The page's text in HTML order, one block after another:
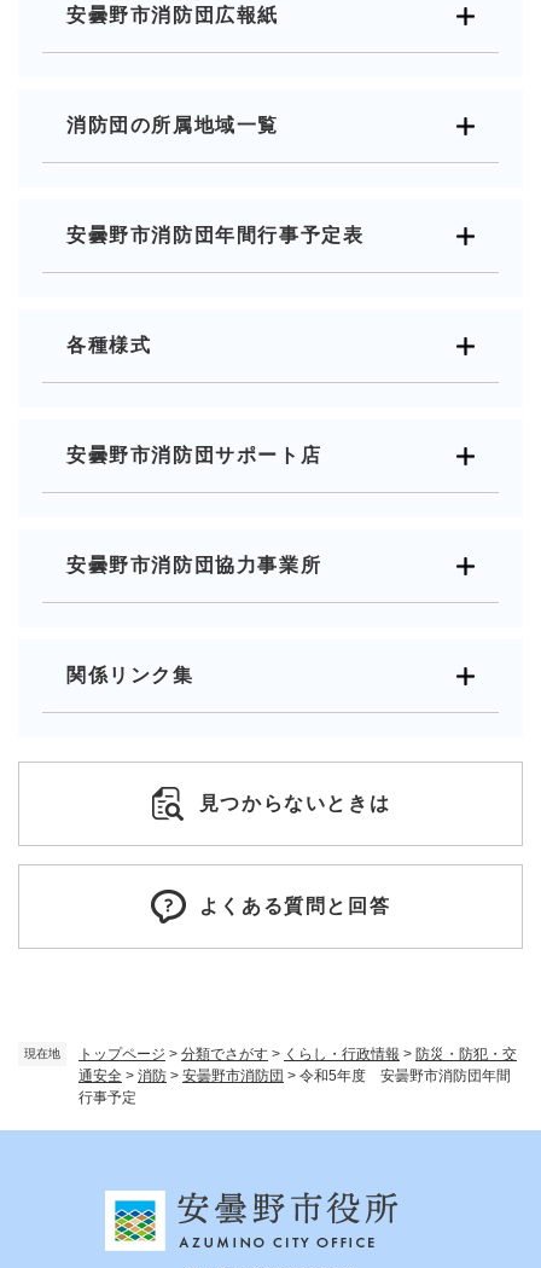
現在地 トップページ > 分類でさがす > くらし・行政情報 > 防災・防犯・交
通安全 > 消防 > 安曇野市消防団 > 令和5年度 安曇野市消防団年間
行事予定
安曇野市消防団広報紙
消防団の所属地域一覧
安曇野市消防団年間行事予定表
各種様式
安曇野市消防団サポート店
安曇野市消防団協力事業所
関係リンク集
見つからないときは
よくある質問と回答